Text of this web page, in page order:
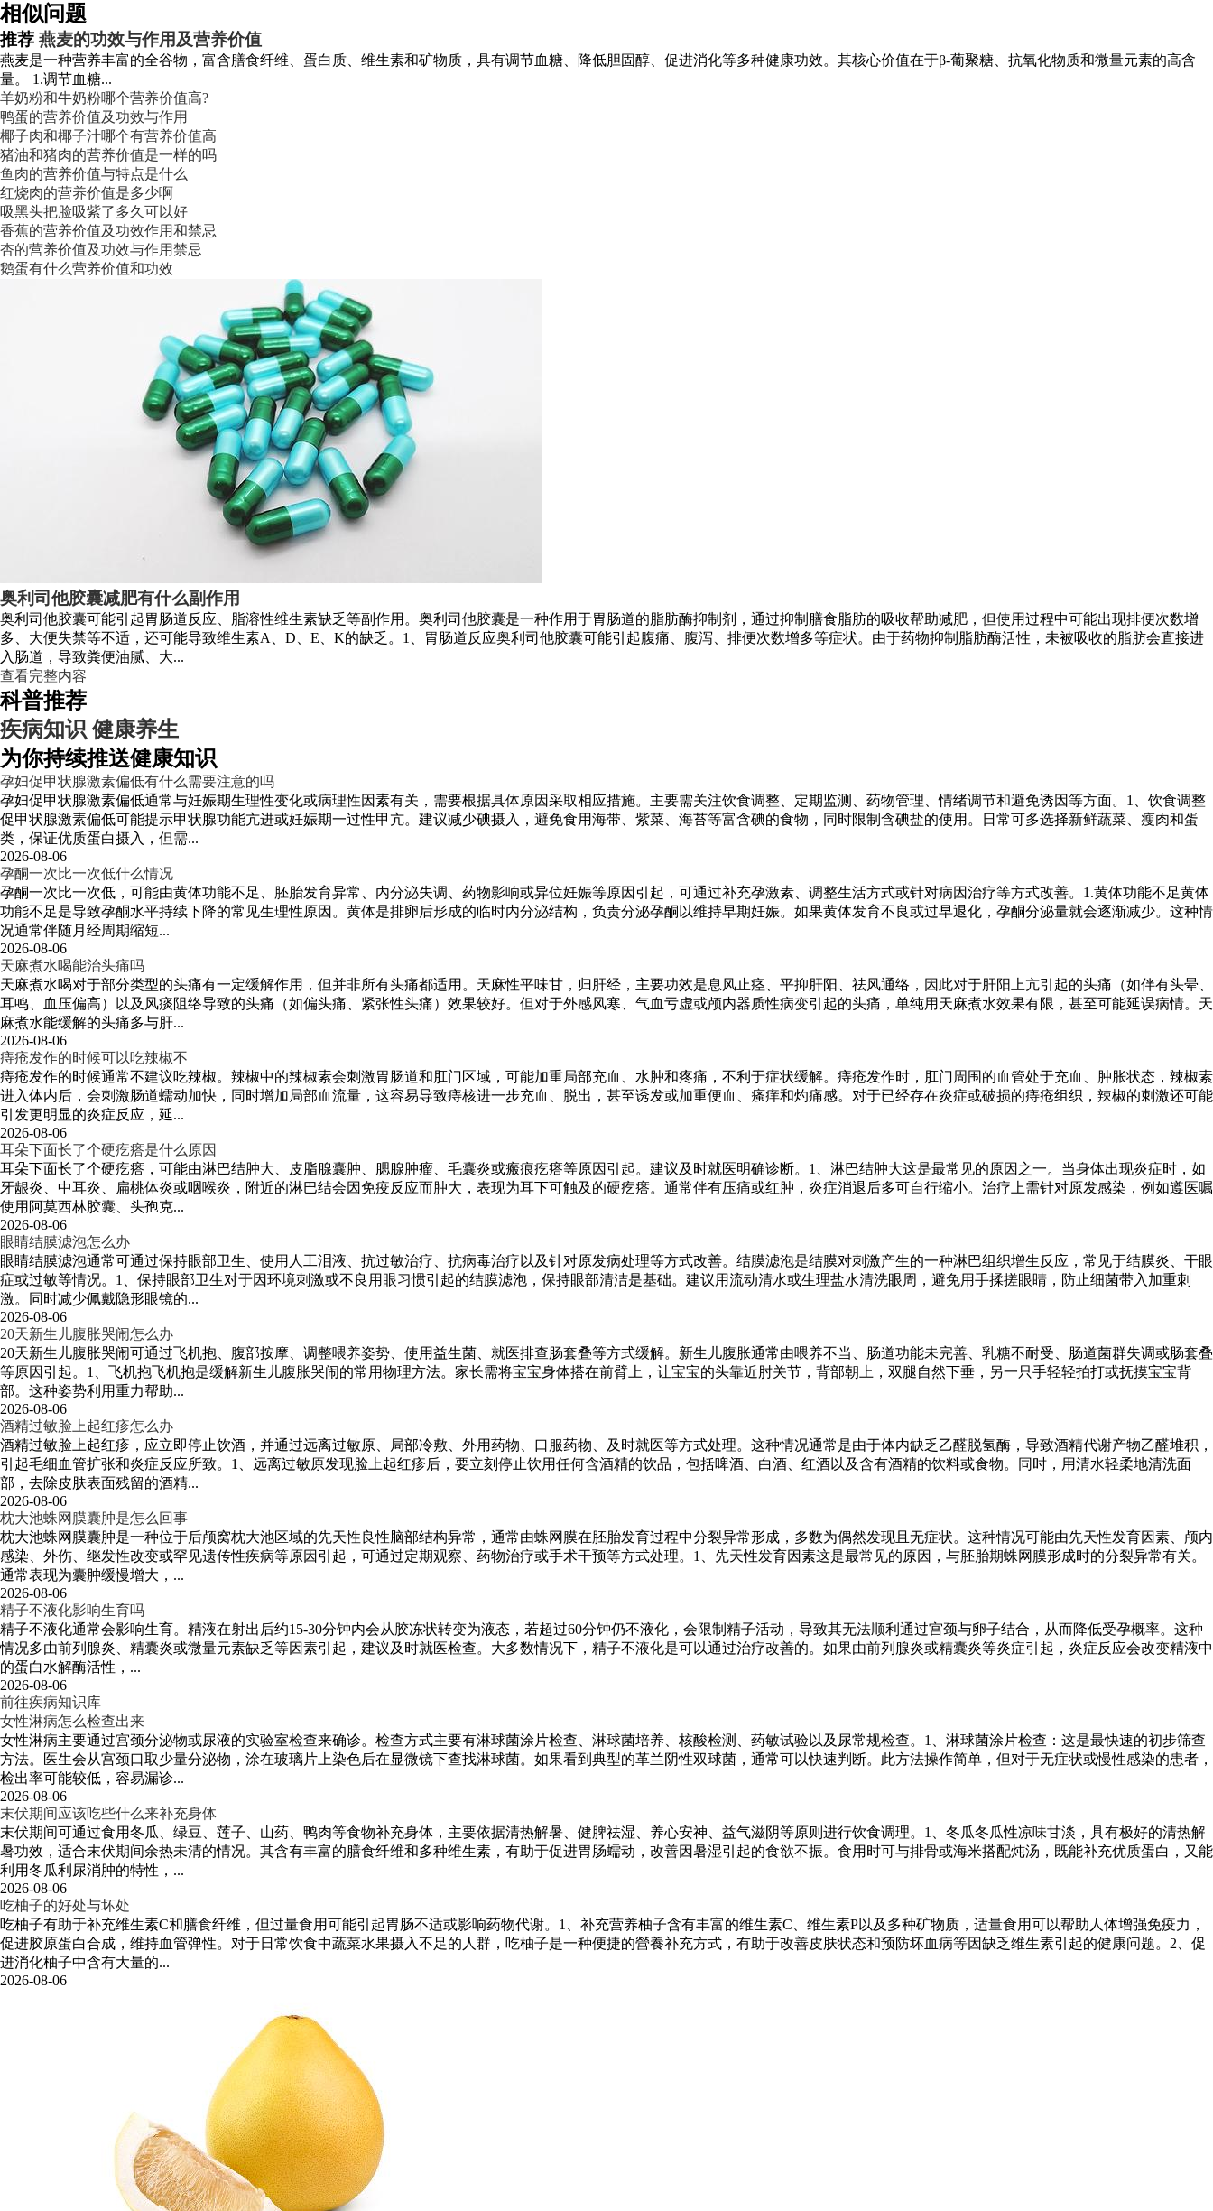
相似问题
推荐 燕麦的功效与作用及营养价值
燕麦是一种营养丰富的全谷物，富含膳食纤维、蛋白质、维生素和矿物质，具有调节血糖、降低胆固醇、促进消化等多种健康功效。其核心价值在于β-葡聚糖、抗氧化物质和微量元素的高含
量。 1.调节血糖...
羊奶粉和牛奶粉哪个营养价值高?
鸭蛋的营养价值及功效与作用
椰子肉和椰子汁哪个有营养价值高
猪油和猪肉的营养价值是一样的吗
鱼肉的营养价值与特点是什么
红烧肉的营养价值是多少啊
吸黑头把脸吸紫了多久可以好
香蕉的营养价值及功效作用和禁忌
杏的营养价值及功效与作用禁忌
鹅蛋有什么营养价值和功效
奥利司他胶囊减肥有什么副作用
奥利司他胶囊可能引起胃肠道反应、脂溶性维生素缺乏等副作用。奥利司他胶囊是一种作用于胃肠道的脂肪酶抑制剂，通过抑制膳食脂肪的吸收帮助减肥，但使用过程中可能出现排便次数增
多、大便失禁等不适，还可能导致维生素A、D、E、K的缺乏。1、胃肠道反应奥利司他胶囊可能引起腹痛、腹泻、排便次数增多等症状。由于药物抑制脂肪酶活性，未被吸收的脂肪会直接进
入肠道，导致粪便油腻、大...
查看完整内容
科普推荐
疾病知识 健康养生
为你持续推送健康知识
孕妇促甲状腺激素偏低有什么需要注意的吗
孕妇促甲状腺激素偏低通常与妊娠期生理性变化或病理性因素有关，需要根据具体原因采取相应措施。主要需关注饮食调整、定期监测、药物管理、情绪调节和避免诱因等方面。1、饮食调整
促甲状腺激素偏低可能提示甲状腺功能亢进或妊娠期一过性甲亢。建议减少碘摄入，避免食用海带、紫菜、海苔等富含碘的食物，同时限制含碘盐的使用。日常可多选择新鲜蔬菜、瘦肉和蛋
类，保证优质蛋白摄入，但需...
2026-08-06
孕酮一次比一次低什么情况
孕酮一次比一次低，可能由黄体功能不足、胚胎发育异常、内分泌失调、药物影响或异位妊娠等原因引起，可通过补充孕激素、调整生活方式或针对病因治疗等方式改善。1.黄体功能不足黄体
功能不足是导致孕酮水平持续下降的常见生理性原因。黄体是排卵后形成的临时内分泌结构，负责分泌孕酮以维持早期妊娠。如果黄体发育不良或过早退化，孕酮分泌量就会逐渐减少。这种情
况通常伴随月经周期缩短...
2026-08-06
天麻煮水喝能治头痛吗
天麻煮水喝对于部分类型的头痛有一定缓解作用，但并非所有头痛都适用。天麻性平味甘，归肝经，主要功效是息风止痉、平抑肝阳、祛风通络，因此对于肝阳上亢引起的头痛（如伴有头晕、
耳鸣、血压偏高）以及风痰阻络导致的头痛（如偏头痛、紧张性头痛）效果较好。但对于外感风寒、气血亏虚或颅内器质性病变引起的头痛，单纯用天麻煮水效果有限，甚至可能延误病情。天
麻煮水能缓解的头痛多与肝...
2026-08-06
痔疮发作的时候可以吃辣椒不
痔疮发作的时候通常不建议吃辣椒。辣椒中的辣椒素会刺激胃肠道和肛门区域，可能加重局部充血、水肿和疼痛，不利于症状缓解。痔疮发作时，肛门周围的血管处于充血、肿胀状态，辣椒素
进入体内后，会刺激肠道蠕动加快，同时增加局部血流量，这容易导致痔核进一步充血、脱出，甚至诱发或加重便血、瘙痒和灼痛感。对于已经存在炎症或破损的痔疮组织，辣椒的刺激还可能
引发更明显的炎症反应，延...
2026-08-06
耳朵下面长了个硬疙瘩是什么原因
耳朵下面长了个硬疙瘩，可能由淋巴结肿大、皮脂腺囊肿、腮腺肿瘤、毛囊炎或瘢痕疙瘩等原因引起。建议及时就医明确诊断。1、淋巴结肿大这是最常见的原因之一。当身体出现炎症时，如
牙龈炎、中耳炎、扁桃体炎或咽喉炎，附近的淋巴结会因免疫反应而肿大，表现为耳下可触及的硬疙瘩。通常伴有压痛或红肿，炎症消退后多可自行缩小。治疗上需针对原发感染，例如遵医嘱
使用阿莫西林胶囊、头孢克...
2026-08-06
眼睛结膜滤泡怎么办
眼睛结膜滤泡通常可通过保持眼部卫生、使用人工泪液、抗过敏治疗、抗病毒治疗以及针对原发病处理等方式改善。结膜滤泡是结膜对刺激产生的一种淋巴组织增生反应，常见于结膜炎、干眼
症或过敏等情况。1、保持眼部卫生对于因环境刺激或不良用眼习惯引起的结膜滤泡，保持眼部清洁是基础。建议用流动清水或生理盐水清洗眼周，避免用手揉搓眼睛，防止细菌带入加重刺
激。同时减少佩戴隐形眼镜的...
2026-08-06
20天新生儿腹胀哭闹怎么办
20天新生儿腹胀哭闹可通过飞机抱、腹部按摩、调整喂养姿势、使用益生菌、就医排查肠套叠等方式缓解。新生儿腹胀通常由喂养不当、肠道功能未完善、乳糖不耐受、肠道菌群失调或肠套叠
等原因引起。1、飞机抱飞机抱是缓解新生儿腹胀哭闹的常用物理方法。家长需将宝宝身体搭在前臂上，让宝宝的头靠近肘关节，背部朝上，双腿自然下垂，另一只手轻轻拍打或抚摸宝宝背
部。这种姿势利用重力帮助...
2026-08-06
酒精过敏脸上起红疹怎么办
酒精过敏脸上起红疹，应立即停止饮酒，并通过远离过敏原、局部冷敷、外用药物、口服药物、及时就医等方式处理。这种情况通常是由于体内缺乏乙醛脱氢酶，导致酒精代谢产物乙醛堆积，
引起毛细血管扩张和炎症反应所致。1、远离过敏原发现脸上起红疹后，要立刻停止饮用任何含酒精的饮品，包括啤酒、白酒、红酒以及含有酒精的饮料或食物。同时，用清水轻柔地清洗面
部，去除皮肤表面残留的酒精...
2026-08-06
枕大池蛛网膜囊肿是怎么回事
枕大池蛛网膜囊肿是一种位于后颅窝枕大池区域的先天性良性脑部结构异常，通常由蛛网膜在胚胎发育过程中分裂异常形成，多数为偶然发现且无症状。这种情况可能由先天性发育因素、颅内
感染、外伤、继发性改变或罕见遗传性疾病等原因引起，可通过定期观察、药物治疗或手术干预等方式处理。1、先天性发育因素这是最常见的原因，与胚胎期蛛网膜形成时的分裂异常有关。
通常表现为囊肿缓慢增大，...
2026-08-06
精子不液化影响生育吗
精子不液化通常会影响生育。精液在射出后约15-30分钟内会从胶冻状转变为液态，若超过60分钟仍不液化，会限制精子活动，导致其无法顺利通过宫颈与卵子结合，从而降低受孕概率。这种
情况多由前列腺炎、精囊炎或微量元素缺乏等因素引起，建议及时就医检查。大多数情况下，精子不液化是可以通过治疗改善的。如果由前列腺炎或精囊炎等炎症引起，炎症反应会改变精液中
的蛋白水解酶活性，...
2026-08-06
前往疾病知识库
女性淋病怎么检查出来
女性淋病主要通过宫颈分泌物或尿液的实验室检查来确诊。检查方式主要有淋球菌涂片检查、淋球菌培养、核酸检测、药敏试验以及尿常规检查。1、淋球菌涂片检查：这是最快速的初步筛查
方法。医生会从宫颈口取少量分泌物，涂在玻璃片上染色后在显微镜下查找淋球菌。如果看到典型的革兰阴性双球菌，通常可以快速判断。此方法操作简单，但对于无症状或慢性感染的患者，
检出率可能较低，容易漏诊...
2026-08-06
末伏期间应该吃些什么来补充身体
末伏期间可通过食用冬瓜、绿豆、莲子、山药、鸭肉等食物补充身体，主要依据清热解暑、健脾祛湿、养心安神、益气滋阴等原则进行饮食调理。1、冬瓜冬瓜性凉味甘淡，具有极好的清热解
暑功效，适合末伏期间余热未清的情况。其含有丰富的膳食纤维和多种维生素，有助于促进胃肠蠕动，改善因暑湿引起的食欲不振。食用时可与排骨或海米搭配炖汤，既能补充优质蛋白，又能
利用冬瓜利尿消肿的特性，...
2026-08-06
吃柚子的好处与坏处
吃柚子有助于补充维生素C和膳食纤维，但过量食用可能引起胃肠不适或影响药物代谢。1、补充营养柚子含有丰富的维生素C、维生素P以及多种矿物质，适量食用可以帮助人体增强免疫力，
促进胶原蛋白合成，维持血管弹性。对于日常饮食中蔬菜水果摄入不足的人群，吃柚子是一种便捷的營養补充方式，有助于改善皮肤状态和预防坏血病等因缺乏维生素引起的健康问题。2、促
进消化柚子中含有大量的...
2026-08-06